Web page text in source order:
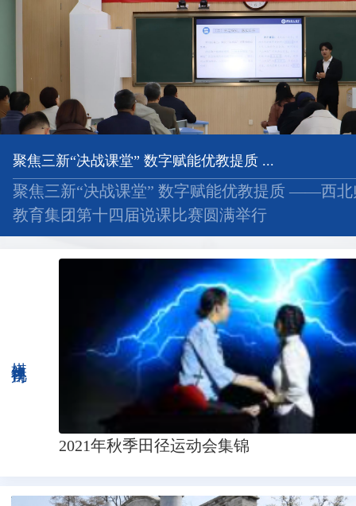
聚焦三新“决战课堂” 数字赋能优教提质 ...
聚焦三新“决战课堂” 数字赋能优教提质 ——西北
教育集团第十四届说课比赛圆满举行
2021年秋季田径运动会集锦